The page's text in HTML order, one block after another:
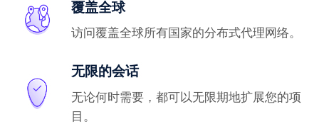
覆盖全球
访问覆盖全球所有国家的分布式代理网络。
无限的会话
无论何时需要，都可以无限期地扩展您的项
目。